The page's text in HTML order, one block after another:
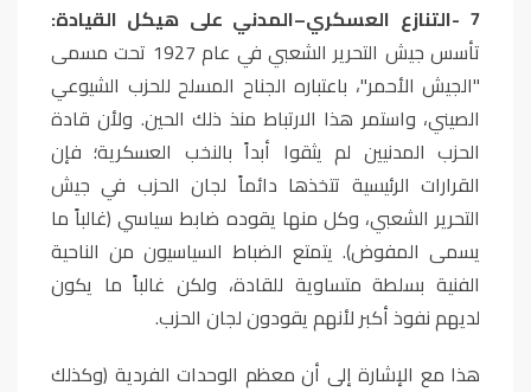
7
-التنازع العسكري–المدني على هيكل القيادة:
تأسس جيش التحرير الشعبي في عام 1927 تحت مسمى
"الجيش الأحمر"، باعتباره الجناح المسلح للحزب الشيوعي
الصيني، واستمر هذا الارتباط منذ ذلك الحين. ولأن قادة
الحزب المدنيين لم يثقوا أبداً بالنخب العسكرية؛ فإن
القرارات الرئيسية تتخذها دائماً لجان الحزب في جيش
التحرير الشعبي، وكل منها يقوده ضابط سياسي (غالباً ما
يسمى المفوض). يتمتع الضباط السياسيون من الناحية
الفنية بسلطة متساوية للقادة، ولكن غالباً ما يكون
لديهم نفوذ أكبر لأنهم يقودون لجان الحزب.
هذا مع الإشارة إلى أن معظم الوحدات الفردية (وكذلك